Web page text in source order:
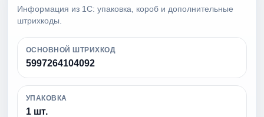
Информация из 1С: упаковка, короб и дополнительные
штрихкоды.
ОСНОВНОЙ ШТРИХКОД
5997264104092
УПАКОВКА
1 шт.